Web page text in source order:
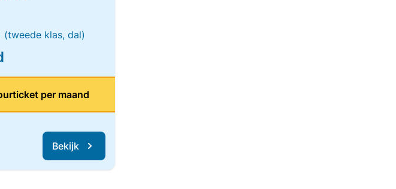
(tweede klas, dal)
per maand
Bekijk